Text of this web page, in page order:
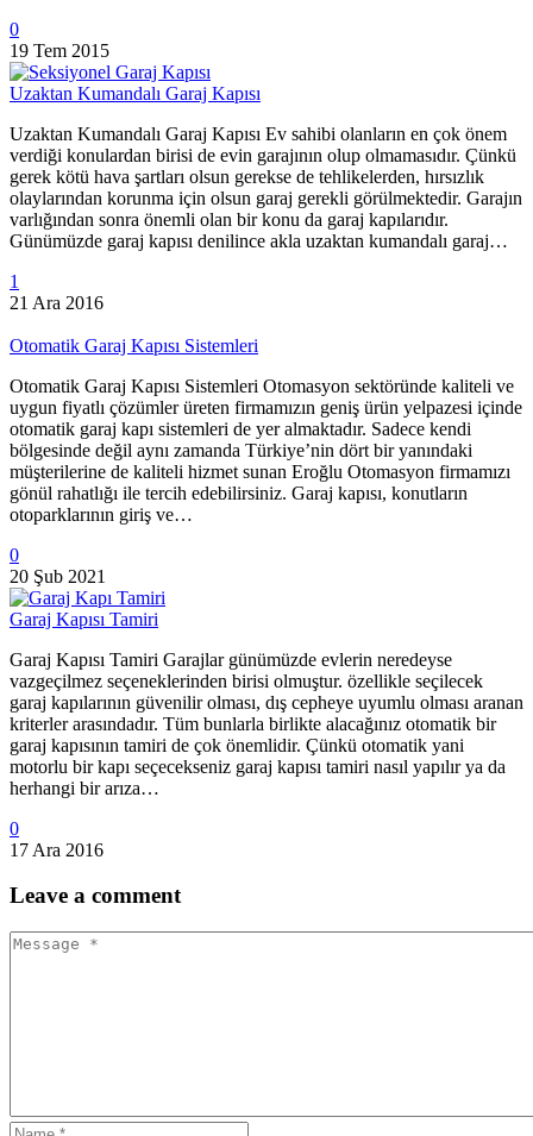
0
19 Tem 2015
Uzaktan Kumandalı Garaj Kapısı
Uzaktan Kumandalı Garaj Kapısı Ev sahibi olanların en çok önem
verdiği konulardan birisi de evin garajının olup olmamasıdır. Çünkü
gerek kötü hava şartları olsun gerekse de tehlikelerden, hırsızlık
olaylarından korunma için olsun garaj gerekli görülmektedir. Garajın
varlığından sonra önemli olan bir konu da garaj kapılarıdır.
Günümüzde garaj kapısı denilince akla uzaktan kumandalı garaj…
1
21 Ara 2016
Otomatik Garaj Kapısı Sistemleri
Otomatik Garaj Kapısı Sistemleri Otomasyon sektöründe kaliteli ve
uygun fiyatlı çözümler üreten firmamızın geniş ürün yelpazesi içinde
otomatik garaj kapı sistemleri de yer almaktadır. Sadece kendi
bölgesinde değil aynı zamanda Türkiye’nin dört bir yanındaki
müşterilerine de kaliteli hizmet sunan Eroğlu Otomasyon firmamızı
gönül rahatlığı ile tercih edebilirsiniz. Garaj kapısı, konutların
otoparklarının giriş ve…
0
20 Şub 2021
Garaj Kapısı Tamiri
Garaj Kapısı Tamiri Garajlar günümüzde evlerin neredeyse
vazgeçilmez seçeneklerinden birisi olmuştur. özellikle seçilecek
garaj kapılarının güvenilir olması, dış cepheye uyumlu olması aranan
kriterler arasındadır. Tüm bunlarla birlikte alacağınız otomatik bir
garaj kapısının tamiri de çok önemlidir. Çünkü otomatik yani
motorlu bir kapı seçecekseniz garaj kapısı tamiri nasıl yapılır ya da
herhangi bir arıza…
0
17 Ara 2016
Leave a comment